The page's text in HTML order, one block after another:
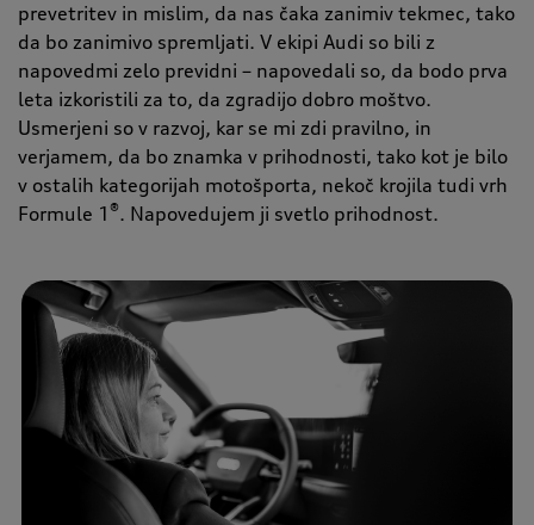
prevetritev in mislim, da nas čaka zanimiv tekmec, tako
da bo zanimivo spremljati. V ekipi Audi so bili z
napovedmi zelo previdni – napovedali so, da bodo prva
leta izkoristili za to, da zgradijo dobro moštvo.
Usmerjeni so v razvoj, kar se mi zdi pravilno, in
verjamem, da bo znamka v prihodnosti, tako kot je bilo
v ostalih kategorijah motošporta, nekoč krojila tudi vrh
Formule 1 ®. Napovedujem ji svetlo prihodnost.